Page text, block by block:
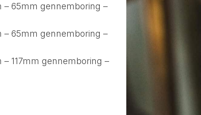
65mm gennemboring –
65mm gennemboring –
117mm gennemboring –